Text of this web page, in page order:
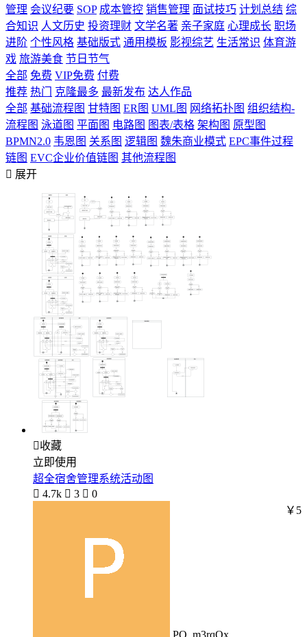
管理 会议纪要 SOP 成本管控 销售管理 面试技巧 计划总结 综
合知识 人文历史 投资理财 文学名著 亲子家庭 心理成长 职场
进阶 个性风格 基础版式 通用模板 影视综艺 生活常识 体育游
戏 旅游美食 节日节气
全部 免费 VIP免费 付费
推荐 热门 克隆最多 最新发布 达人作品
全部 基础流程图 甘特图 ER图 UML图 网络拓扑图 组织结构-
流程图 泳道图 平面图 电路图 图表/表格 架构图 原型图
BPMN2.0 韦恩图 关系图 逻辑图 魏朱商业模式 EPC事件过程
链图 EVC企业价值链图 其他流程图
 展开
收藏
立即使用
超全宿舍管理系统活动图
 4.7k  3  0
PO_m3rqQx
￥5